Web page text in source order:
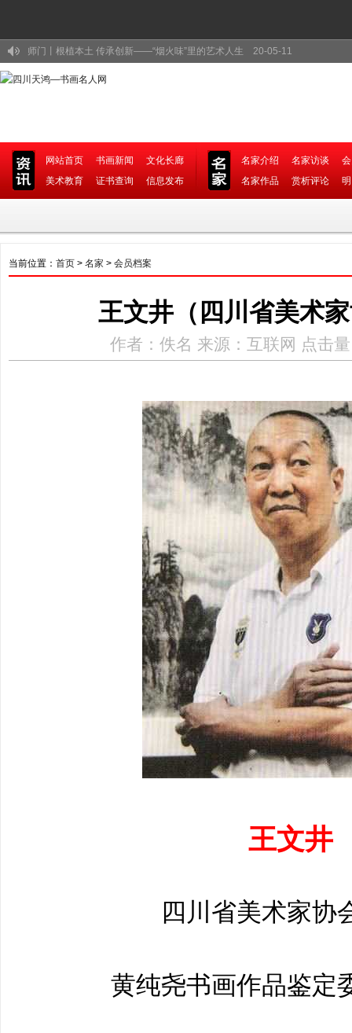
师门丨路漫漫其修远兮 吾将上下而求索——我的艺术求索之路 20-05-11
师门丨气韵浑然天成 妙趣匠心独具——浅谈我的绘画创作 20-05-09
铭仁堂手机电影系列之书画名家-邓代昆 20-08-13
杨秀辉（四川省美协会员、国家一级美术师） 20-07-09
国画家胡真来：一生都在追求绘画艺术的路上 20-07-09
师门丨根植本土 传承创新——“烟火味”里的艺术人生 20-05-11
网站首页 书画新闻
文化长廊
美术教育
证书查询 信息发布
名家介绍 名家访谈
名家作品
赏析评论
当前位置： 首页 > 名家 > 会员档案
王文井（四川省美术
作者：佚名 来源：互联网 点击
王文井
四川省美术家协
黄纯尧书画作品鉴定